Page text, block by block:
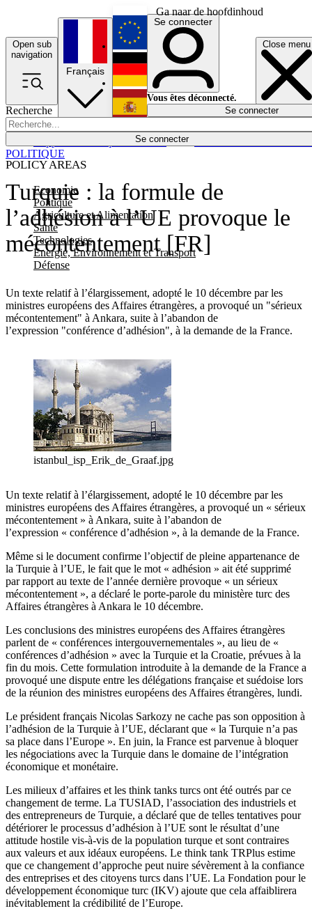
Ga naar de hoofdinhoud
Open sub
navigation
Close menu
Recherche
Se connecter
POLICY AREAS
Economie
Politique
Agriculture et Alimentation
Santé
Technologies
Energie, Environnement et Transport
Défense
Économie
Français
English
Deutsch
Español
Se connecter
Vous êtes déconnecté.
Se connecter
Turquie : la formule de
l’adhésion à l’UE provoque le
mécontentement [FR]
Un texte relatif à l’élargissement, adopté le 10 décembre par les
ministres européens des Affaires étrangères, a provoqué un "sérieux
mécontentement" à Ankara, suite à l’abandon de
l’expression "conférence d’adhésion", à la demande de la France.
POLITIQUE
istanbul_isp_Erik_de_Graaf.jpg
Un texte relatif à l’élargissement, adopté le 10 décembre par les
ministres européens des Affaires étrangères, a provoqué un « sérieux
mécontentement » à Ankara, suite à l’abandon de
l’expression « conférence d’adhésion », à la demande de la France.
Même si le document confirme l’objectif de pleine appartenance de
la Turquie à l’UE, le fait que le mot « adhésion » ait été supprimé
par rapport au texte de l’année dernière provoque « un sérieux
mécontentement », a déclaré le porte-parole du ministère turc des
Affaires étrangères à Ankara le 10 décembre.
Les conclusions des ministres européens des Affaires étrangères
parlent de « conférences intergouvernementales », au lieu de «
conférences d’adhésion » avec la Turquie et la Croatie, prévues à la
fin du mois. Cette formulation introduite à la demande de la France a
provoqué une dispute entre les délégations française et suédoise lors
de la réunion des ministres européens des Affaires étrangères, lundi.
Le président français Nicolas Sarkozy ne cache pas son opposition à
l’adhésion de la Turquie à l’UE, déclarant que « la Turquie n’a pas
sa place dans l’Europe ». En juin, la France est parvenue à bloquer
les négociations avec la Turquie dans le domaine de l’intégration
économique et monétaire.
Les milieux d’affaires et les think tanks turcs ont été outrés par ce
changement de terme. La TUSIAD, l’association des industriels et
des entrepreneurs de Turquie, a déclaré que de telles tentatives pour
détériorer le processus d’adhésion à l’UE sont le résultat d’une
attitude hostile vis-à-vis de la population turque et sont contraires
aux valeurs et aux idéaux européens. Le think tank TRPlus estime
que ce changement d’approche peut nuire sévèrement à la confiance
des entreprises et des citoyens turcs dans l’UE. La Fondation pour le
développement économique turc (IKV) ajoute que cela affaiblirera
inévitablement la crédibilité de l’Europe.